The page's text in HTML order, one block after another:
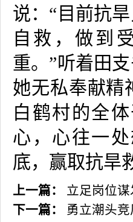
说： “ 目前抗
自救，做到
重。 ”听着田
她无私奉献精
白鹤村的全
心，心往一
底，赢取抗旱
上一篇：
立足岗位
下一篇：
勇立潮头